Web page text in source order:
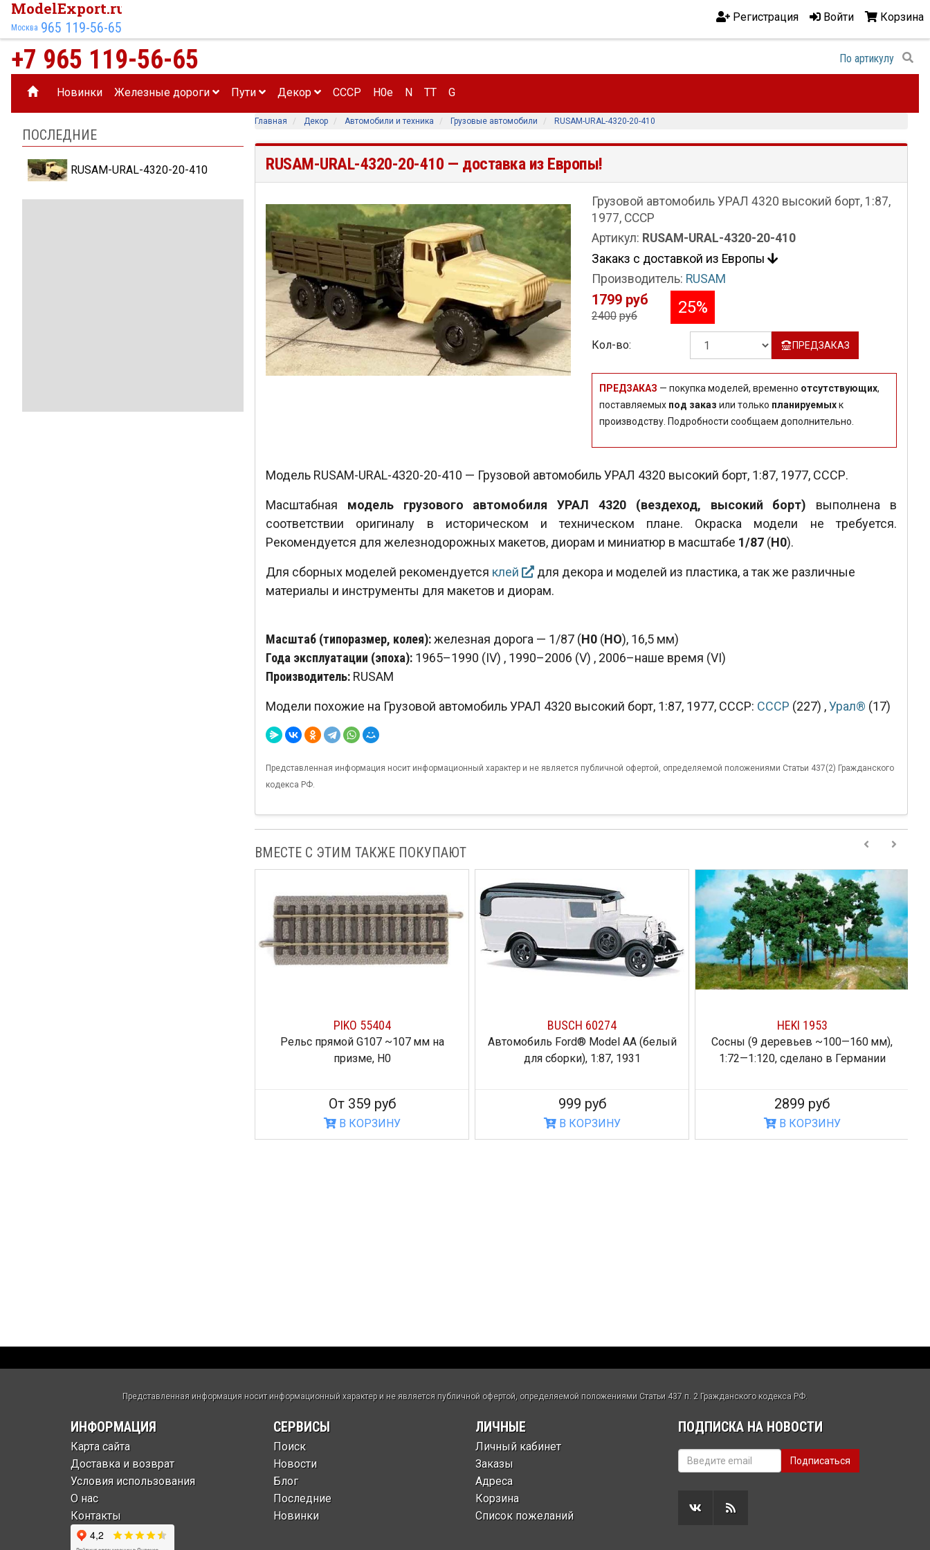
ModelExport.ru
Москва 965 119-56-65
Регистрация Войти Корзина
+7 965 119-56-65
Новинки Железные дороги Пути Декор CCCP H0e N TT G
ПОСЛЕДНИЕ
RUSAM-URAL-4320-20-410
Главная Декор Автомобили и техника Грузовые автомобили RUSAM-URAL-4320-20-410
RUSAM-URAL-4320-20-410 — доставка из Европы!
Грузовой автомобиль УРАЛ 4320 высокий борт, 1:87,
1977, СССР
Артикул: RUSAM-URAL-4320-20-410
Закакз с доставкой из Европы
Производитель: RUSAM
1799 руб
2400 руб 25%
Кол-во: ПРЕДЗАКАЗ
ПРЕДЗАКАЗ — покупка моделей, временно отсутствующих,
поставляемых под заказ или только планируемыхк
производству. Подробности сообщаем дополнительно.
Модель RUSAM-URAL-4320-20-410 — Грузовой автомобиль УРАЛ 4320 высокий борт, 1:87, 1977, СССР.
Масштабная модель грузового автомобиля УРАЛ 4320 (вездеход, высокий борт) выполнена в
соответствии оригиналу в историческом и техническом плане. Окраска модели не требуется.
Рекомендуется для железнодорожных макетов, диорам и миниатюр в масштабе 1/87 (H0).
Для сборных моделей рекомендуется клей
для декора и моделей из пластика, а так же различные
материалы и инструменты для макетов и диорам.
Масштаб (типоразмер, колея):железная дорога — 1/87 (H0 (HO), 16,5 мм)
Года эксплуатации (эпоха): 1965–1990 (IV) , 1990–2006 (V) , 2006–наше время (VI)
Производитель: RUSAM
Модели похожие на Грузовой автомобиль УРАЛ 4320 высокий борт, 1:87, 1977, СССР: СССР (227) ,Урал® (17)
Представленная информация носит информационный характер и не является публичной офертой, определяемой положениями Статьи 437(2) Гражданского
кодекса РФ.
ВМЕСТЕ С ЭТИМ ТАКЖЕ ПОКУПАЮТ
PIKO 55404
Рельс прямой G107 ~107 мм на
призме, H0
От 359 руб
В КОРЗИНУ
BUSCH 60274
Автомобиль Ford® Model AA (белый
для сборки), 1:87, 1931
999 руб
В КОРЗИНУ
HEKI 1953
Сосны (9 деревьев ~100—160 мм),
1:72—1:120, сделано в Германии
2899 руб
В КОРЗИНУ
Представленная информация носит информационный характер и не является публичной офертой, определяемой положениями Статьи 437 п. 2 Гражданского кодекса РФ.
ИНФОРМАЦИЯ
Карта сайта
Доставка и возврат
Условия использования
О нас
Контакты
СЕРВИСЫ
Поиск
Новости
Блог
Последние
Новинки
ЛИЧНЫЕ
Личный кабинет
Заказы
Адреса
Корзина
Список пожеланий
ПОДПИСКА НА НОВОСТИ